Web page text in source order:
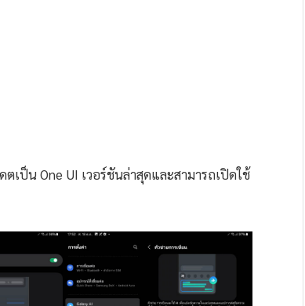
ป็น One UI เวอร์ชันล่าสุดและสามารถเปิดใช้